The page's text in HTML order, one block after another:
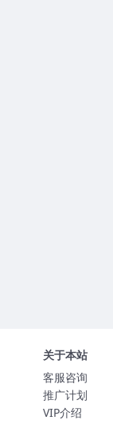
关于本站
客服咨询
推广计划
VIP介绍